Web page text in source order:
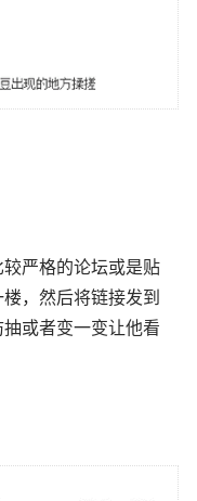
严格的论坛或是贴
，然后将链接发到
或者变一变让他看